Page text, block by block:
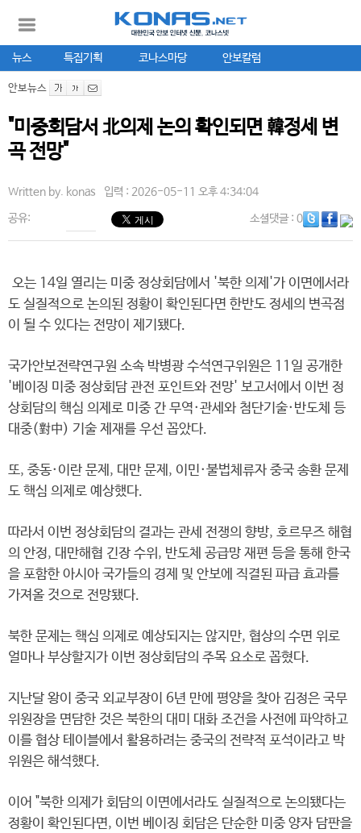
뉴스 특집기획 코나스마당 안보칼럼
안보뉴스
"미중회담서 北의제 논의 확인되면 韓정세 변
곡 전망"
Written by. konas 입력 : 2026-05-11 오후 4:34:04
공유: 소셜댓글: 0
오는 14일 열리는 미중 정상회담에서 '북한 의제'가 이면에서라
도 실질적으로 논의된 정황이 확인된다면 한반도 정세의 변곡점
이 될 수 있다는 전망이 제기됐다.
국가안보전략연구원 소속 박병광 수석연구위원은 11일 공개한
'베이징 미중 정상회담 관전 포인트와 전망' 보고서에서 이번 정
상회담의 핵심 의제로 미중 간 무역·관세와 첨단기술·반도체 등
대중(對中) 기술 제재를 우선 꼽았다.
또, 중동·이란 문제, 대만 문제, 이민·불법체류자 중국 송환 문제
도 핵심 의제로 예상했다.
따라서 이번 정상회담의 결과는 관세 전쟁의 향방, 호르무즈 해협
의 안정, 대만해협 긴장 수위, 반도체 공급망 재편 등을 통해 한국
을 포함한 아시아 국가들의 경제 및 안보에 직결된 파급 효과를
가져올 것으로 전망됐다.
북한 문제는 핵심 의제로 예상되지는 않지만, 협상의 수면 위로
얼마나 부상할지가 이번 정상회담의 주목 요소로 꼽혔다.
지난달 왕이 중국 외교부장이 6년 만에 평양을 찾아 김정은 국무
위원장을 면담한 것은 북한의 대미 대화 조건을 사전에 파악하고
이를 협상 테이블에서 활용하려는 중국의 전략적 포석이라고 박
위원은 해석했다.
이어 "북한 의제가 회담의 이면에서라도 실질적으로 논의됐다는
정황이 확인된다면, 이번 베이징 회담은 단순한 미중 양자 담판을